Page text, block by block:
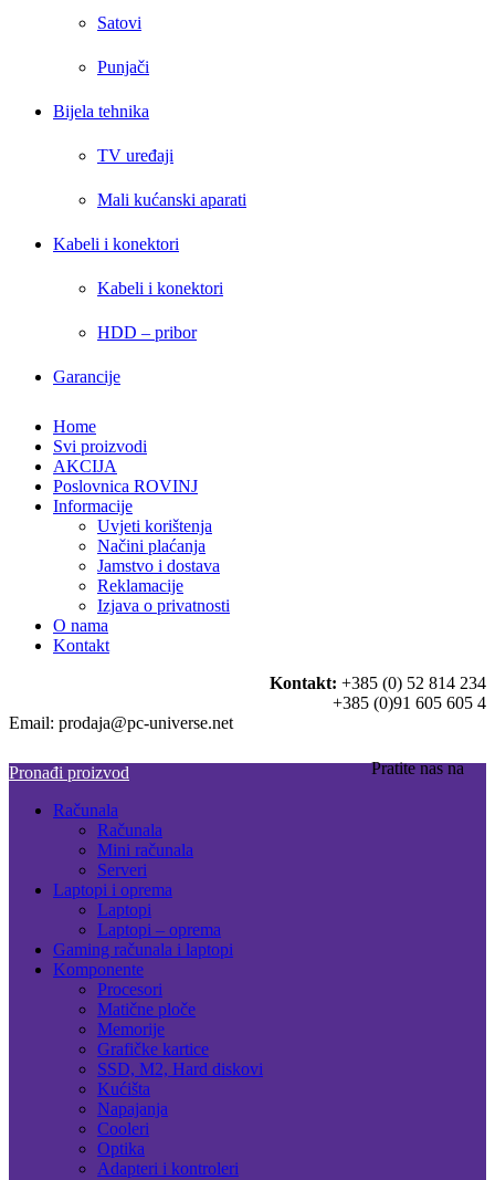
Satovi
Punjači
Bijela tehnika
TV uređaji
Mali kućanski aparati
Kabeli i konektori
Kabeli i konektori
HDD – pribor
Garancije
Home
Svi proizvodi
AKCIJA
Poslovnica ROVINJ
Informacije
Uvjeti korištenja
Načini plaćanja
Jamstvo i dostava
Reklamacije
Izjava o privatnosti
O nama
Kontakt
Kontakt: +385 (0) 52 814 234
+385 (0)91 605 605 4
Email: prodaja@pc-universe.net
Pratite nas na
Pronađi proizvod
Računala
Računala
Mini računala
Serveri
Laptopi i oprema
Laptopi
Laptopi – oprema
Gaming računala i laptopi
Komponente
Procesori
Matične ploče
Memorije
Grafičke kartice
SSD, M2, Hard diskovi
Kućišta
Napajanja
Cooleri
Optika
Adapteri i kontroleri